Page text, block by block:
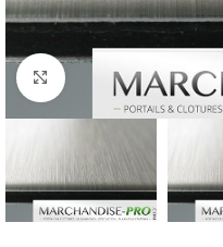
Click to enlarge